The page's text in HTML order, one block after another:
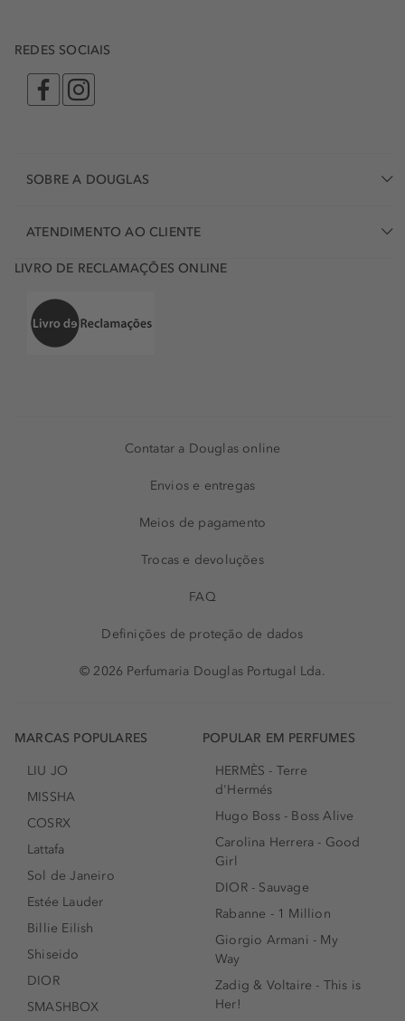
REDES SOCIAIS
SOBRE A DOUGLAS
ATENDIMENTO AO CLIENTE
LIVRO DE RECLAMAÇÕES ONLINE
Contatar a Douglas online
Envios e entregas
Meios de pagamento
Trocas e devoluções
FAQ
Definições de proteção de dados
© 2026 Perfumaria Douglas Portugal Lda.
MARCAS POPULARES
LIU JO
MISSHA
COSRX
Lattafa
Sol de Janeiro
Estée Lauder
Billie Eilish
Shiseido
DIOR
SMASHBOX
POPULAR EM PERFUMES
HERMÈS - Terre
d'Hermés
Hugo Boss - Boss Alive
Carolina Herrera - Good
Girl
DIOR - Sauvage
Rabanne - 1 Million
Giorgio Armani - My
Way
Zadig & Voltaire - This is
Her!